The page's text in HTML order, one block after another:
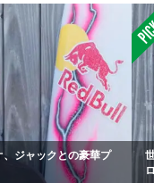
、ジャックとの豪華プ